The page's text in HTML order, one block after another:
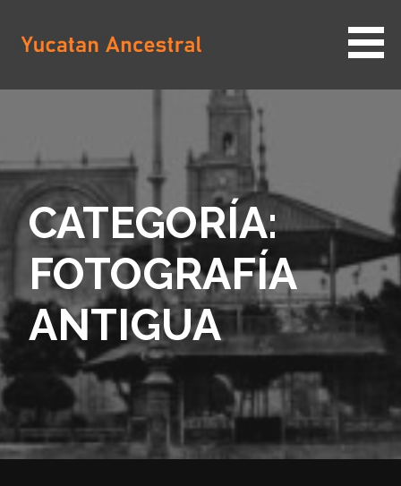
contenido
YUCATAN ANCESTRAL
CATEGORÍA:
FOTOGRAFÍA
ANTIGUA